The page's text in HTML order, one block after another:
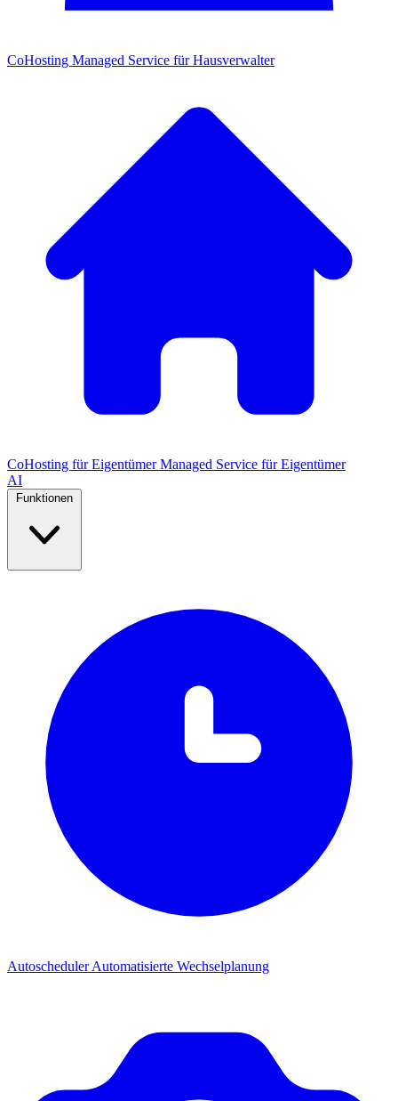
CoHosting Managed Service für Hausverwalter
CoHosting für EigentümerManaged Service für Eigentümer
AI
AutoschedulerAutomatisierte Wechselplanung